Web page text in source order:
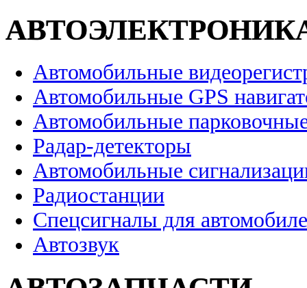
Автомобильные
Автомобильные GPS
Автомобильные
Радар-детекторы
Автомобильные
Радиостанции
Спецсигналы для
Автозвук